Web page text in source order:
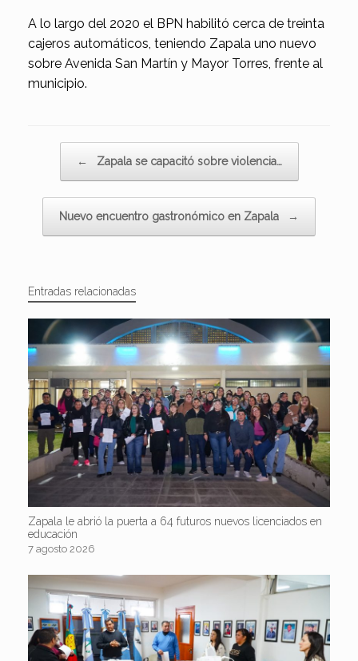
A lo largo del 2020 el BPN habilitó cerca de treinta
cajeros automáticos, teniendo Zapala uno nuevo
sobre Avenida San Martín y Mayor Torres, frente al
municipio.
← Zapala se capacitó sobre violencia…
Nuevo encuentro gastronómico en Zapala →
Entradas relacionadas
Zapala le abrió la puerta a 64 futuros nuevos licenciados en
educación
7 agosto 2026